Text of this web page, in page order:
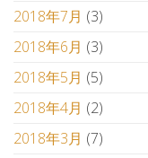
2018年7月 (3)
2018年6月 (3)
2018年5月 (5)
2018年4月 (2)
2018年3月 (7)